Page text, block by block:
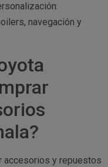
navegación y
accesorios y repuestos